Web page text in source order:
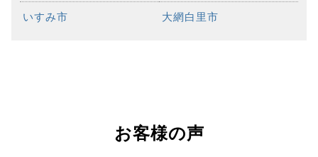
いすみ市 大網白里市
お客様の声